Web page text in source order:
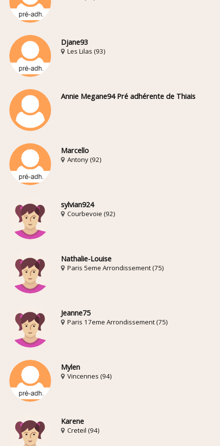
Djane93
Les Lilas (93)
Annie Megane94 Pré adhérente de Thiais
Marcello
Antony (92)
sylvian924
Courbevoie (92)
Nathalie-Louise
Paris 5eme Arrondissement (75)
Jeanne75
Paris 17eme Arrondissement (75)
Mylen
Vincennes (94)
Karene
Creteil (94)